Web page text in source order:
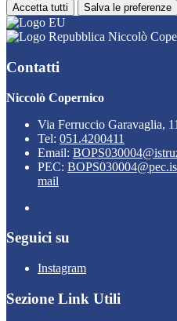
Accetta tutti Salva le preferenze
Niccolò
Contatti
Niccolò Copernico
Via Ferruccio Garavaglia,
Tel: 051.4200411
Email:
PEC:
mail
Seguici su
Instagram
Sezione Link Utili